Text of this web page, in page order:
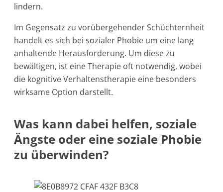
lindern.
Im Gegensatz zu vorübergehender Schüchternheit
handelt es sich bei sozialer Phobie um eine lang
anhaltende Herausforderung. Um diese zu
bewältigen, ist eine Therapie oft notwendig, wobei
die kognitive Verhaltenstherapie eine besonders
wirksame Option darstellt.
Was kann dabei helfen, soziale
Ängste oder eine soziale Phobie
zu überwinden?